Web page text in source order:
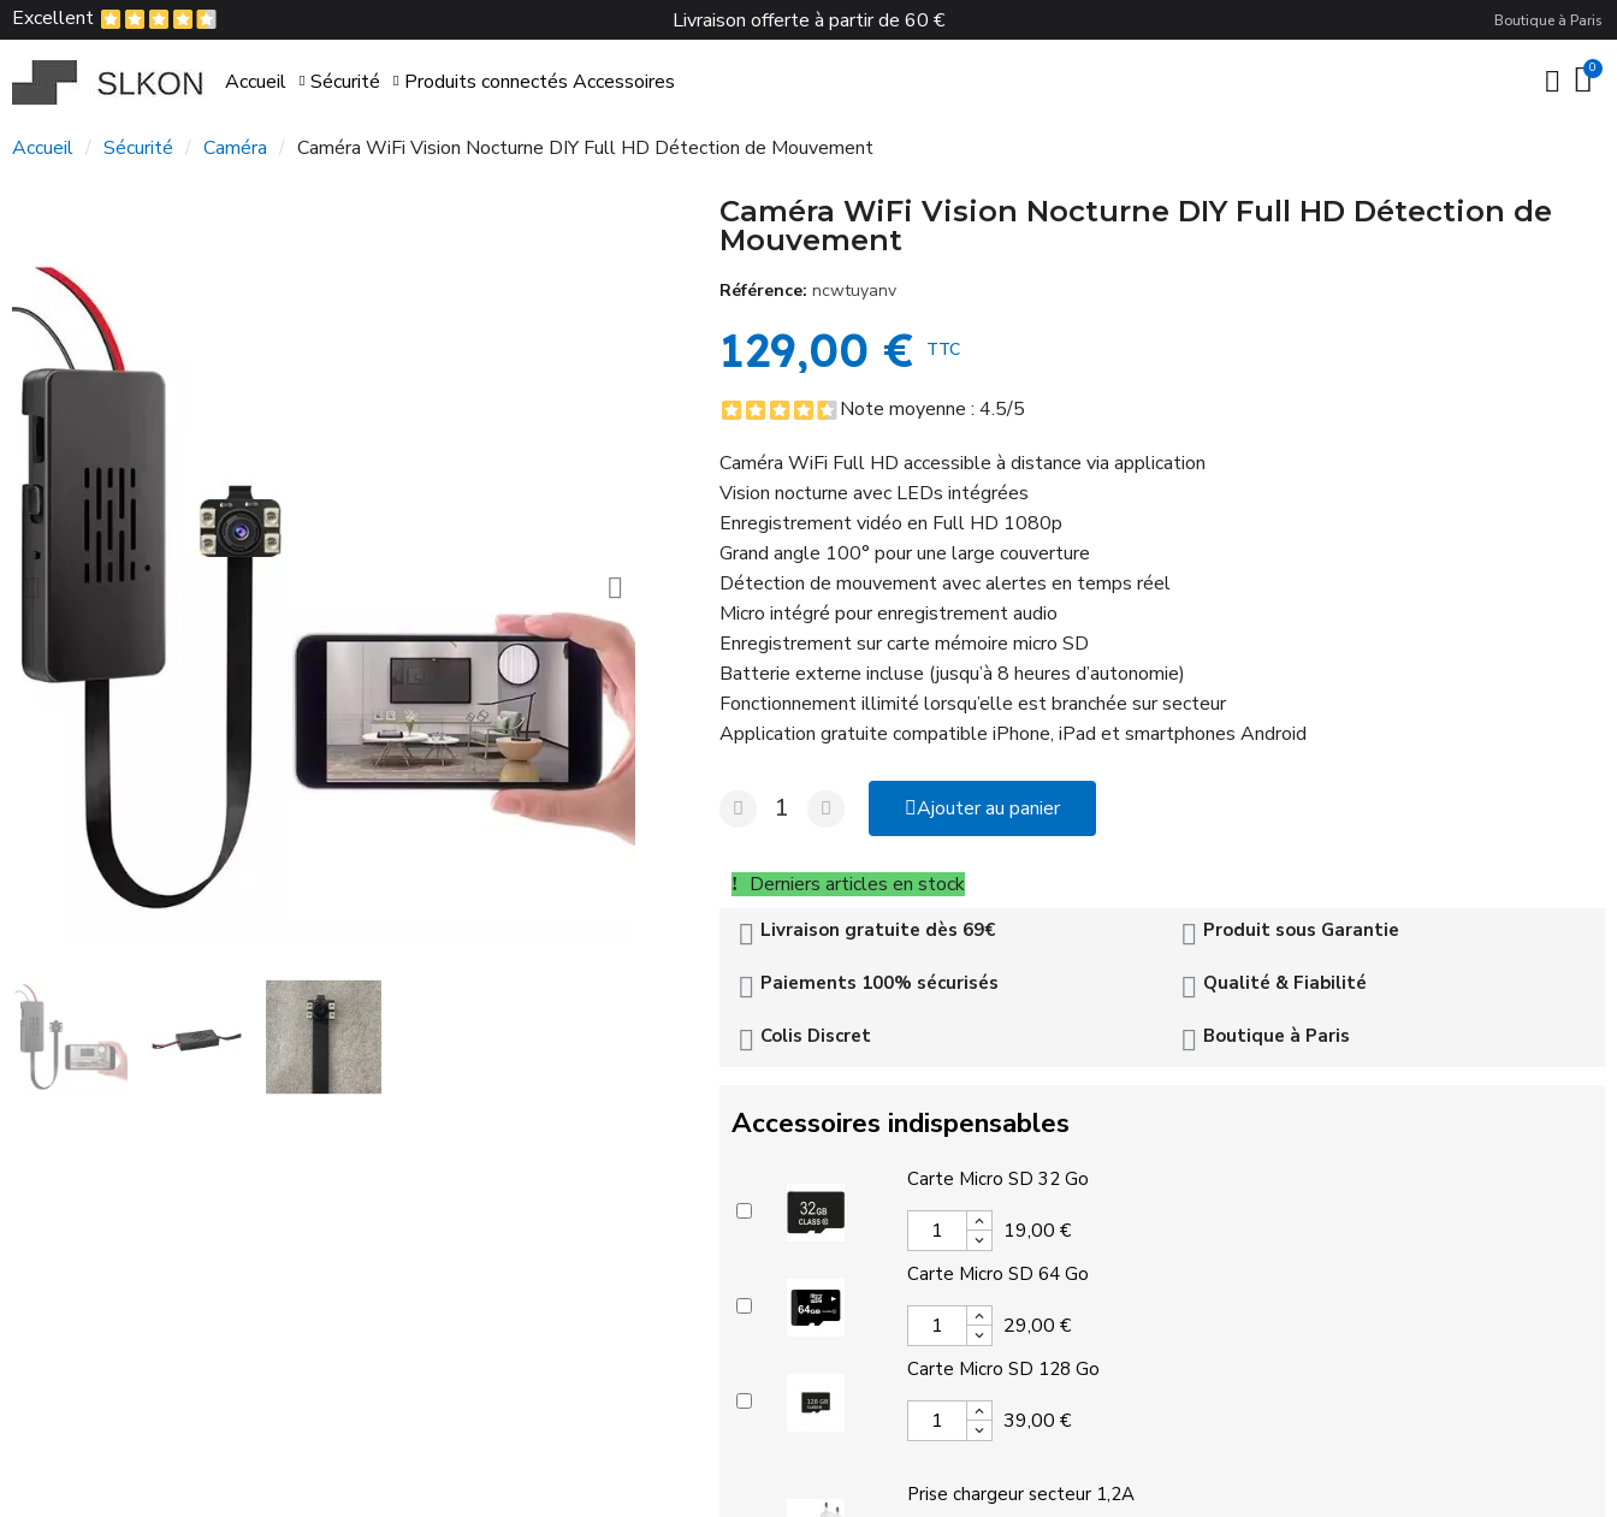
Excellent Livraison offerte à partir de 60 € Boutique à Paris
Accueil Sécurité Produits connectés Accessoires
Accueil Sécurité Caméra Caméra WiFi Vision Nocturne DIY Full HD Détection de Mouvement
Caméra WiFi Vision Nocturne DIY Full HD Détection de
Mouvement
Référence ncwtuyanv
129,00 € TTC
Note moyenne : 4.5/5
Caméra WiFi Full HD accessible à distance via application
Vision nocturne avec LEDs intégrées
Enregistrement vidéo en Full HD 1080p
Grand angle 100° pour une large couverture
Détection de mouvement avec alertes en temps réel
Micro intégré pour enregistrement audio
Enregistrement sur carte mémoire micro SD
Batterie externe incluse (jusqu’à 8 heures d’autonomie)
Fonctionnement illimité lorsqu’elle est branchée sur secteur
Application gratuite compatible iPhone, iPad et smartphones Android
Ajouter au panier
Derniers articles en stock
Livraison gratuite dès 69€ Produit sous Garantie
Paiements 100% sécurisés Qualité & Fiabilité
Colis Discret Boutique à Paris
Accessoires indispensables
Carte Micro SD 32 Go
19,00 €
Carte Micro SD 64 Go
29,00 €
Carte Micro SD 128 Go
39,00 €
Prise chargeur secteur 1,2A